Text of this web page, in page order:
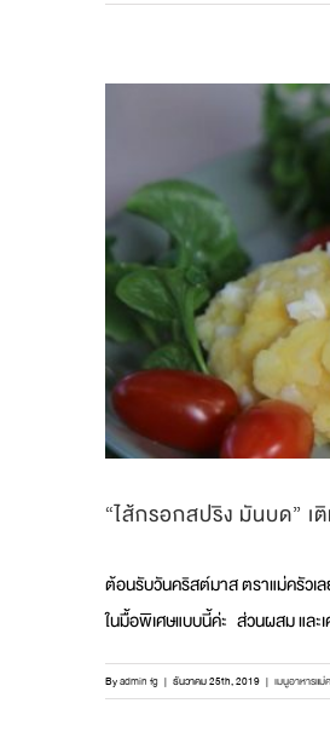
“ไส้กรอกสปริง มันบด”
ต้อนรับวันคริสต์มาส ตราแม่ครัวเ
ในมื้อพิเศษแบบนี้ค่ะ ส่วนผสม และ
Byadmin fg | ธันวาคม 25th, 2019 | เมนูอาหารแม่